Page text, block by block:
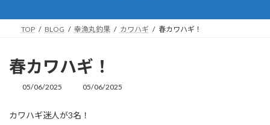
TOP BLOG 幸漁丸釣果 カワハギ 春カワハギ！
春カワハギ！
05/06/2025
最
新
05/06/2025
カワハギ迷人が3名！